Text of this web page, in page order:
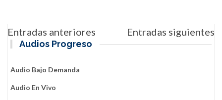
Navegación
de
entradas
Entradas anteriores Entradas siguientes
Audios Progreso
Audio Bajo Demanda
Audio En Vivo